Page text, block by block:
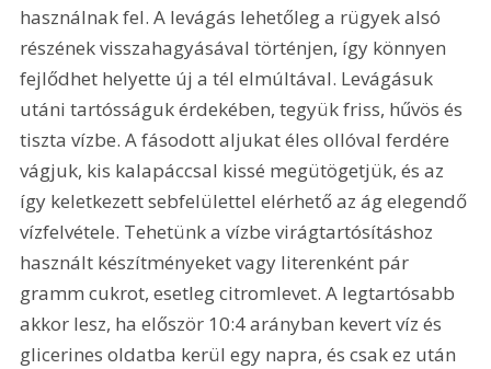
használnak fel. A levágás lehetőleg a rügyek alsó
részének visszahagyásával történjen, így könnyen
fejlődhet helyette új a tél elmúltával. Levágásuk
utáni tartósságuk érdekében, tegyük friss, hűvös és
tiszta vízbe. A fásodott aljukat éles ollóval ferdére
vágjuk, kis kalapáccsal kissé megütögetjük, és az
így keletkezett sebfelülettel elérhető az ág elegendő
vízfelvétele. Tehetünk a vízbe virágtartósításhoz
használt készítményeket vagy literenként pár
gramm cukrot, esetleg citromlevet. A legtartósabb
akkor lesz, ha először 10:4 arányban kevert víz és
glicerines oldatba kerül egy napra, és csak ez után